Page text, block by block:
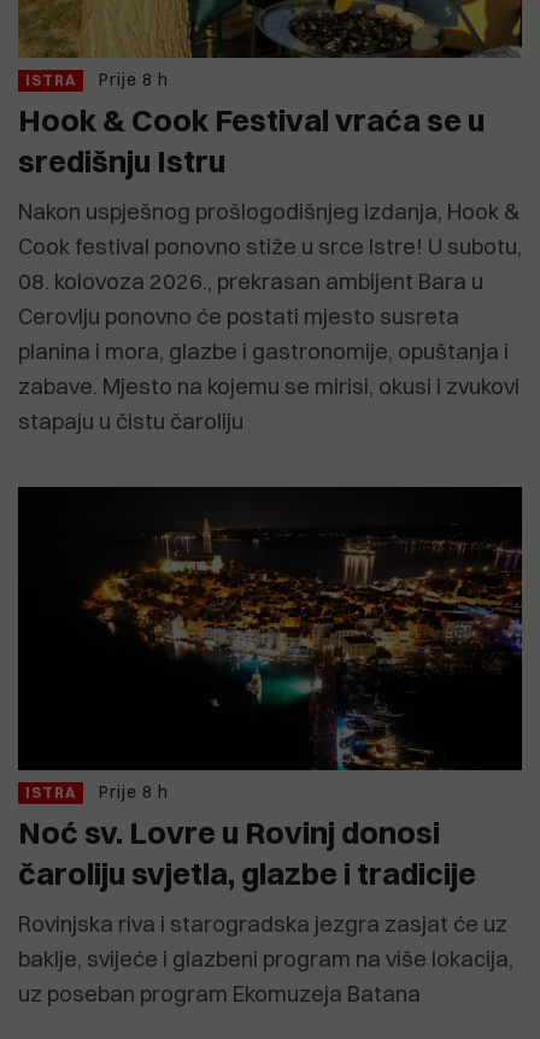
ISTRA Prije 8 h
Hook & Cook Festival vraća se u
središnju Istru
Nakon uspješnog prošlogodišnjeg izdanja, Hook &
Cook festival ponovno stiže u srce Istre! U subotu,
08. kolovoza 2026., prekrasan ambijent Bara u
Cerovlju ponovno će postati mjesto susreta
planina i mora, glazbe i gastronomije, opuštanja i
zabave. Mjesto na kojemu se mirisi, okusi i zvukovi
stapaju u čistu čaroliju
ISTRA Prije 8 h
Noć sv. Lovre u Rovinj donosi
čaroliju svjetla, glazbe i tradicije
Rovinjska riva i starogradska jezgra zasjat će uz
baklje, svijeće i glazbeni program na više lokacija,
uz poseban program Ekomuzeja Batana